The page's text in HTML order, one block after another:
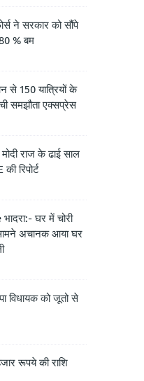
ने सरकार को सौंपे
% बम
से 150 यात्रियों के
समझौता एक्सप्रेस
मोदी राज के ढाई साल
रिपोर्ट
घर में चोरी
अचानक आया घर
विधायक को जूतो से
रूपये की राशि